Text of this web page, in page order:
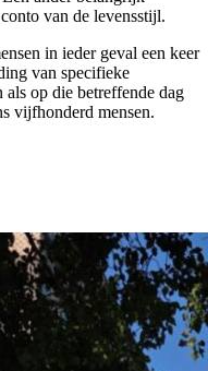
van de levensstijl.
in ieder geval een keer
van specifieke
als op die betreffende dag
vijfhonderd mensen.